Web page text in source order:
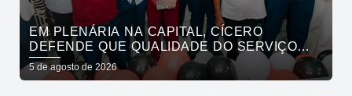
EM PLENÁRIA NA CAPITAL, CÍCERO
DEFENDE QUE QUALIDADE DO SERVIÇO
PÚBLICO ESTADUAL SUPERE O DA
INICIATIVA PRIVADA
5 de agosto de 2026